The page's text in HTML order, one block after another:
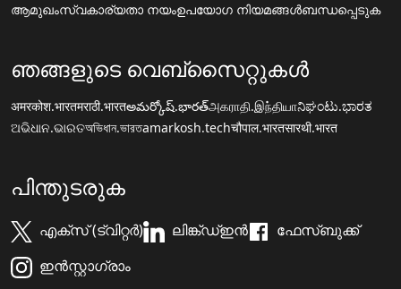
ആമുഖംസ്വകാര്യതാ നയംഉപയോഗ നിയമങ്ങൾബന്ധപ്പെടുക
ഞങ്ങളുടെ വെബ്സൈറ്റുകൾ
अमरकोश.भारतमराठी.भारतఅమర్కోష్.భారత్அகராதி.இந்தியாನಿಘಂಟು.ಭಾರತ
ଅଭିଧାନ.ଭାରତঅভিধান.ভারতamarkosh.techचौपाल.भारतसारथी.भारत
പിന്തുടരുക
എക്സ് (ട്വിറ്റർ) ലിങ്ക്ഡ്ഇൻ
ഫേസ്ബുക്ക്
ഇൻസ്റ്റാഗ്രാം